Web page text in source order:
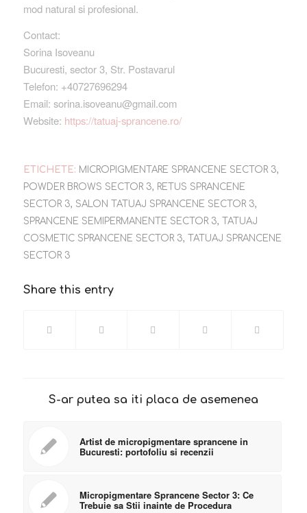
mod natural si profesional.
Contact:
Sorina Isoveanu
Bucuresti, sector 3, Str. Postavarul
Telefon: +40727696294
Email: sorina.isoveanu@gmail.com
Website: https://tatuaj-sprancene.ro/
ETICHETE: MICROPIGMENTARE SPRANCENE SECTOR 3,
POWDER BROWS SECTOR 3, RETUS SPRANCENE
SECTOR 3, SALON TATUAJ SPRANCENE SECTOR 3,
SPRANCENE SEMIPERMANENTE SECTOR 3,
TATUAJ
COSMETIC SPRANCENE SECTOR 3,
TATUAJ SPRANCENE
SECTOR 3
Share this entry
S-ar putea sa iti placa de asemenea
Artist de micropigmentare sprancene in
Bucuresti: portofoliu si recenzii
Micropigmentare Sprancene Sector 3: Ce
Trebuie sa Stii inainte de Procedura